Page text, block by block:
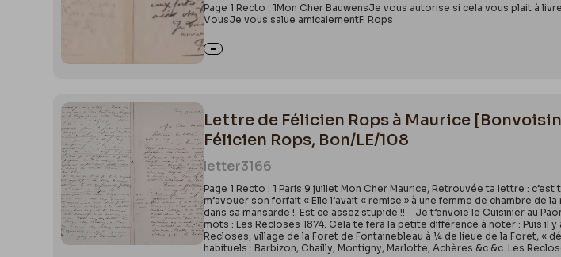
Page 1 Recto : 1Mon Cher BauwensJe vous autorise si cela vous plait à
VousJe vous salue amicalementF. Rops
Lettre de Félicien Rops à Maurice
Félicien Rops, Bon/LE/108
letter3166
Page 1 Recto : 1 Paris 9 juillet Mon Cher Maurice, Retrouvée ta lettre :
m’avouer son forfait « Elle l’avait « remise » à une femme de chambre de
dans sa mansarde !. Est ce assez stupide !! ‒ Je t’envoie le Cuisinier au
mots : Les Recloses 1874. Cela te fera la petite différence à noter : Puis il
Recloses, village de la Foret de Fontainebleau à ¼ de lieue de la Foret, «
habituels : Barbizon, Chailly, Montigny, Marlotte, Achères &c &c. Les